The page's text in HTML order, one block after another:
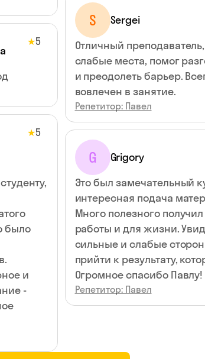
★5
★5
было
и
-
S Sergei
Отличный
слабые места, помог
и преодолеть барьер.
вовлечен в занятие.
Репетитор: Павел
G
Grigory
Это был замечательный
интересная подача
Много полезного
работы и для жизни.
сильные и слабые
прийти к результату,
Огромное спасибо Павлу!
Репетитор: Павел